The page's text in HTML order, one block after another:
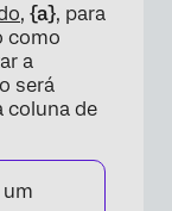
, {a}, para
como
a
será
coluna de